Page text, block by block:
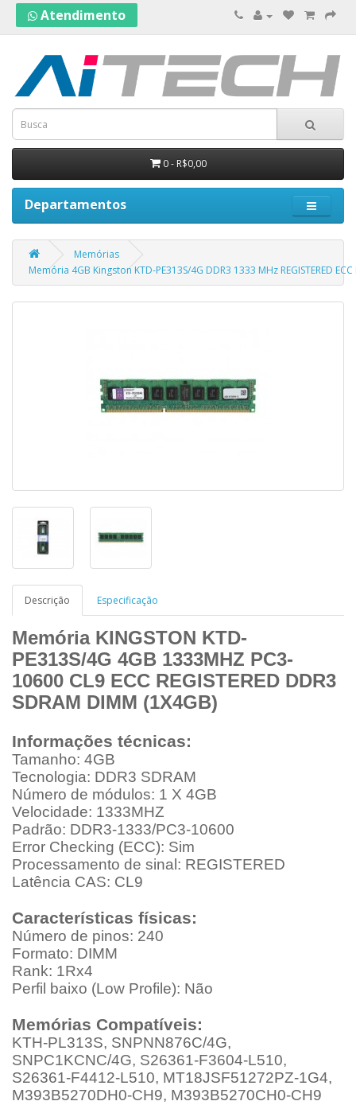
Atendimento
0 - R$0,00
Departamentos
Memórias
Memória 4GB Kingston KTD-PE313S/4G DDR3 1333 MHz REGISTERED
Descrição Especificação
Memória KINGSTON KTD-
PE313S/4G 4GB 1333MHZ PC3-
10600 CL9 ECC REGISTERED DDR3
SDRAM DIMM (1X4GB)
Informações técnicas:
Tamanho: 4GB
Tecnologia: DDR3 SDRAM
Número de módulos: 1 X 4GB
Velocidade: 1333MHZ
Padrão: DDR3-1333/PC3-10600
Error Checking (ECC): Sim
Processamento de sinal: REGISTERED
Latência CAS: CL9
Características físicas:
Número de pinos: 240
Formato: DIMM
Rank: 1Rx4
Perfil baixo (Low Profile): Não
Memórias Compatíveis:
KTH-PL313S, SNPNN876C/4G,
SNPC1KCNC/4G, S26361-F3604-L510,
S26361-F4412-L510, MT18JSF51272PZ-1G4,
M393B5270DH0-CH9, M393B5270CH0-CH9